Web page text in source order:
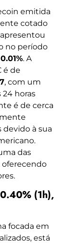
emitida
cotado
no período
. A
é de
, com um
horas
é de cerca
devido à sua
das
oferecendo
(1h),
focada em
está